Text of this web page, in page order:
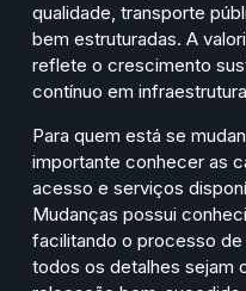
qualidade, transporte
bem estruturadas. A
reflete o crescimento
contínuo em
Para quem está se
importante conhecer as
acesso e serviços
Mudanças possui
facilitando o processo de
todos os detalhes sejam